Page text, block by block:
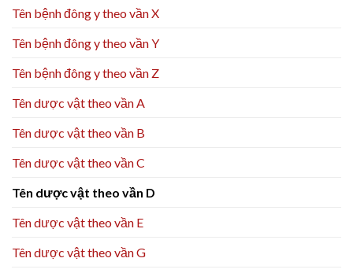
Tên bệnh đông y theo vần X
Tên bệnh đông y theo vần Y
Tên bệnh đông y theo vần Z
Tên dược vật theo vần A
Tên dược vật theo vần B
Tên dược vật theo vần C
Tên dược vật theo vần D
Tên dược vật theo vần E
Tên dược vật theo vần G